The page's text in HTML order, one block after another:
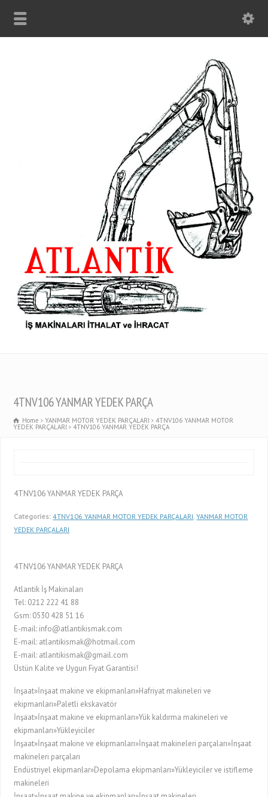
4TNV106 YANMAR YEDEK PARÇA
Home YANMAR MOTOR YEDEK PARÇALARI 4TNV106 YANMAR MOTOR
YEDEK PARÇALARI 4TNV106 YANMAR YEDEK PARÇA
4TNV106 YANMAR YEDEK PARÇA
Categories: 4TNV106 YANMAR MOTOR YEDEK PARÇALARI ,YANMAR MOTOR
YEDEK PARÇALARI
4TNV106 YANMAR YEDEK PARÇA
Atlantik İş Makinaları
Tel: 0212 222 41 88
Gsm: 0530 428 51 16
E-mail: info@atlantikismak.com
E-mail: atlantikismak@hotmail.com
E-mail: atlantikismak@gmail.com
Üstün Kalite ve Uygun Fiyat Garantisi!
İnşaat»İnşaat makine ve ekipmanları»Hafriyat makineleri ve
ekipmanları»Paletli ekskavatör
İnşaat»İnşaat makine ve ekipmanları»Yük kaldırma makineleri ve
ekipmanları»Yükleyiciler
İnşaat»İnşaat makine ve ekipmanları»İnşaat makineleri parçaları»İnşaat
makineleri parçaları
Endüstriyel ekipmanlar»Depolama ekipmanları»Yükleyiciler ve istifleme
makineleri